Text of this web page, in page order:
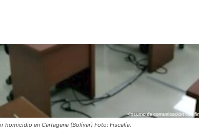
homicidio en Cartagena (Bolívar) Foto: Fiscalía.